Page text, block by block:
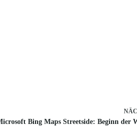
Bing Maps Streetside: Beginn der